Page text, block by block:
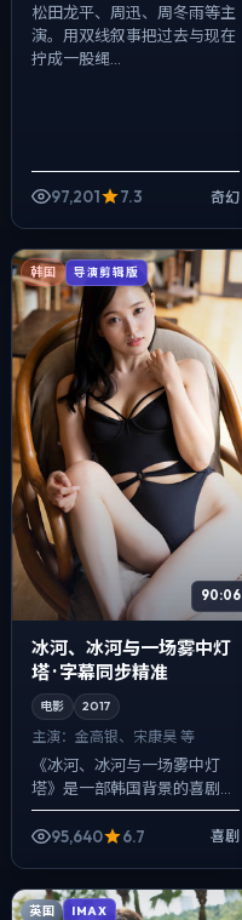
松田龙平、周迅、周冬雨等主
演。用双线叙事把过去与现在
拧成一股绳...
97,201 7.3 奇幻
韩国 导演剪辑版
90:06
冰河、冰河与一场雾中灯
塔 · 字幕同步精准
电影 2017
主演： 金高银、宋康昊 等
《冰河、冰河与一场雾中灯
塔》是一部韩国背景的喜剧作
品，2017年公映，由朴赞郁执
导，金高银、宋康昊、凯特·布
95,640 6.7 喜剧
英国 IMAX